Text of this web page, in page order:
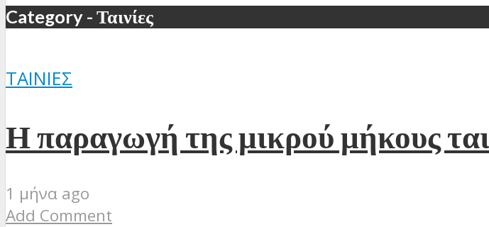
Category - Ταινίες
ΤΑΙΝΊΕΣ
Η παραγωγή της μικρού μήκους
1 μήνα ago
Add Comment